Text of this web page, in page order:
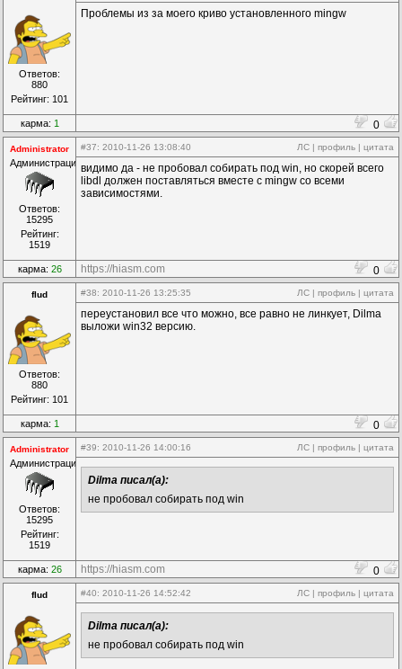
Ответов:
880
Рейтинг: 101
Проблемы из за моего криво установленного mingw
карма: 1 0
Administrator
Администрация
Ответов:
15295
Рейтинг:
1519
#37: 2010-11-26 13:08:40 ЛС | профиль | цитата
видимо да - не пробовал собирать под win, но скорей всего
libdl должен поставляться вместе с mingw со всеми
зависимостями.
карма: 26 https://hiasm.com 0
flud
Ответов:
880
Рейтинг: 101
#38: 2010-11-26 13:25:35 ЛС | профиль | цитата
переустановил все что можно, все равно не линкует, Dilma
выложи win32 версию.
карма: 1 0
Administrator
Администрация
Ответов:
15295
Рейтинг:
1519
#39: 2010-11-26 14:00:16 ЛС | профиль | цитата
Dilma писал(а):
не пробовал собирать под win
карма: 26 https://hiasm.com 0
flud #40: 2010-11-26 14:52:42 ЛС | профиль | цитата
Dilma писал(а):
не пробовал собирать под win